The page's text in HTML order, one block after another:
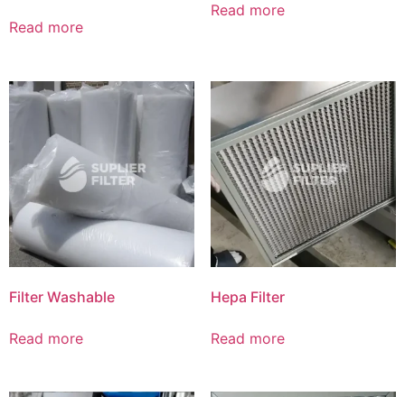
Read more
Read more
Filter Washable
Read more
Hepa Filter
Read more